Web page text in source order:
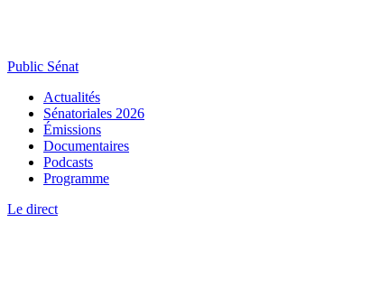
Public Sénat
Actualités
Sénatoriales 2026
Émissions
Documentaires
Podcasts
Programme
Le direct